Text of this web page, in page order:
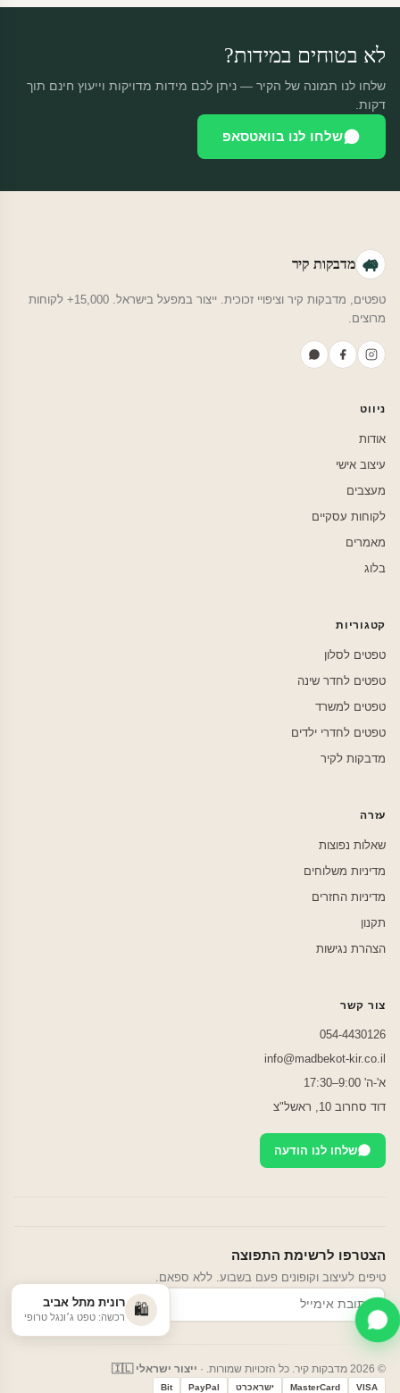
לא בטוחים במידות?
שלחו לנו תמונה של הקיר — ניתן לכם מידות מדויקות וייעוץ חינם תוך
דקות.
שלחו לנו בוואטסאפ
מדבקות קיר
טפטים, מדבקות קיר וציפויי זכוכית. ייצור במפעל בישראל. 15,000+ לקוחות
מרוצים.
ניווט
אודות
עיצוב אישי
מעצבים
לקוחות עסקיים
מאמרים
בלוג
קטגוריות
טפטים לסלון
טפטים לחדר שינה
טפטים למשרד
טפטים לחדרי ילדים
מדבקות לקיר
עזרה
שאלות נפוצות
מדיניות משלוחים
מדיניות החזרים
תקנון
הצהרת נגישות
צור קשר
054-4430126
info@madbekot-kir.co.il
א'-ה' 9:00–17:30
דוד סחרוב 10, ראשל"צ
שלחו לנו הודעה
הצטרפו לרשימת התפוצה
טיפים לעיצוב וקופונים פעם בשבוע. ללא ספאם.
הרשמה
© 2026 מדבקות קיר. כל הזכויות שמורות. · ייצור ישראלי 🇮🇱
VISA
MasterCard ישראכרט PayPal
Bit
🛍️ רונית מתל אביב
רכשה: טפט ג׳ונגל טרופי